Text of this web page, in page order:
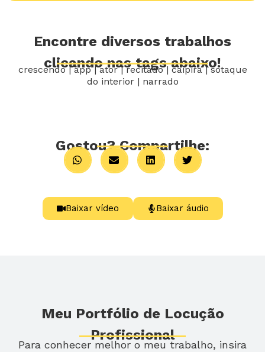
Encontre diversos trabalhos
clicando nas tags abaixo!
crescendo|app|ator|recitado| caipira|sotaque
do interior| narrado
Gostou? Compartilhe:
Baixar vídeo Baixar áudio
Meu Portfólio de Locução
Profissional
Para conhecer melhor o meu trabalho, insira